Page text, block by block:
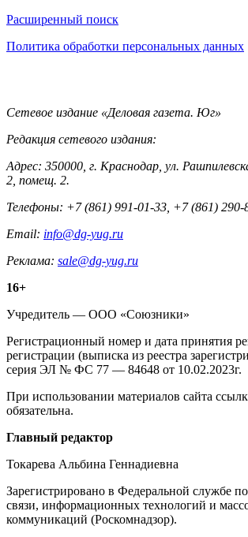
Информация
Расширенный поиск
Политика обработки персональных данных
Контакты
Сетевое издание «Деловая газета. Юг»
Редакция сетевого издания:
Адрес: 350000, г. Краснодар, ул.
2, помещ. 2.
Телефоны: +7 (861) 991-01-33, +7 (861) 290-
Email: info@dg-yug.ru
Реклама: sale@dg-yug.ru
Информация
о
издании
16+
Учредитель — ООО «Союзники»
Регистрационный номер и дата принятия
регистрации (выписка из реестра
серия ЭЛ № ФС 77 — 84648 от 10.02.2023г.
При использовании материалов сайта
обязательна.
Редакция
Главный редактор
Токарева Альбина Геннадиевна
Зарегистрировано в Федеральной службе
связи, информационных технологий и
коммуникаций (Роскомнадзор).